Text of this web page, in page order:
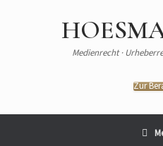
Medienrecht ·
Zur